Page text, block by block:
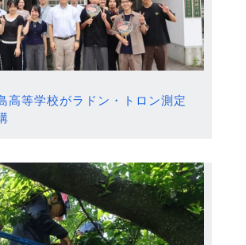
高等学校がラドン・トロン測定